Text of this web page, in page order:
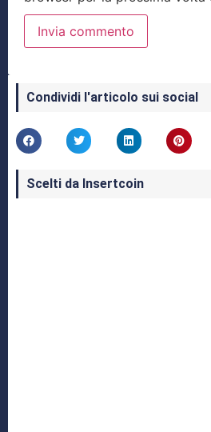
Condividi l'articolo sui social
Scelti da Insertcoin